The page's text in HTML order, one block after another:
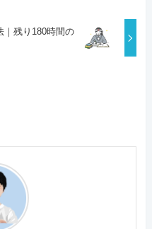
｜残り180時間の